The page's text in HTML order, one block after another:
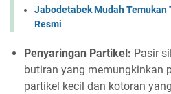
Jabodetabek Mudah
Resmi
Penyaringan Partikel: Pasir
butiran yang memungkinkan
partikel kecil dan kotoran